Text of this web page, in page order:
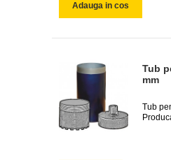
Adauga in cos
Tub
mm
Tub